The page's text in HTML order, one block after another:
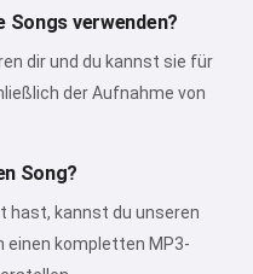
Songs verwenden?
dir und du kannst sie für
der Aufnahme von
Song?
hast, kannst du unseren
einen kompletten MP3-